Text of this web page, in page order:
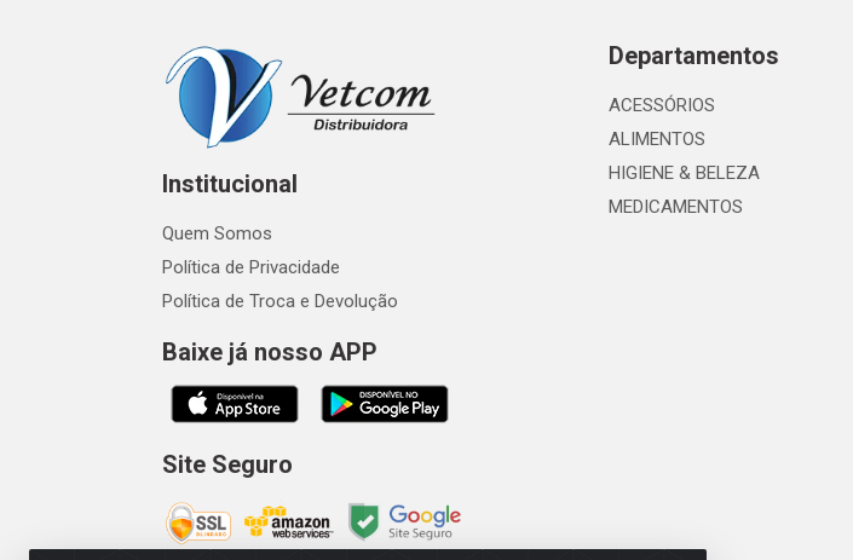
Institucional
Quem Somos
Política de Privacidade
Política de Troca e Devolução
Baixe já nosso APP
Site Seguro
Departamentos
ACESSÓRIOS
ALIMENTOS
HIGIENE & BELEZA
MEDICAMENTOS